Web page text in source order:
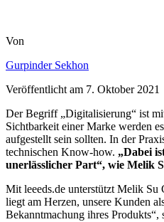
Von
Gurpinder Sekhon
Veröffentlicht am 7. Oktober 2021
Der Begriff „Digitalisierung“ ist
Sichtbarkeit einer Marke werden
aufgestellt sein sollten. In der
technischen Know-how. „Dabei
unerlässlicher Part“, wie Melik
Mit leeeds.de unterstützt Melik Su
liegt am Herzen, unsere Kunden
Bekanntmachung ihres Produkts“,